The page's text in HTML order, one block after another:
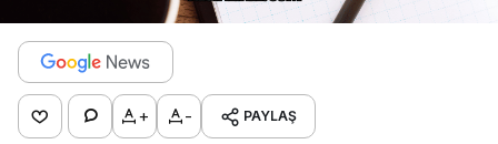
+ - PAYLAŞ